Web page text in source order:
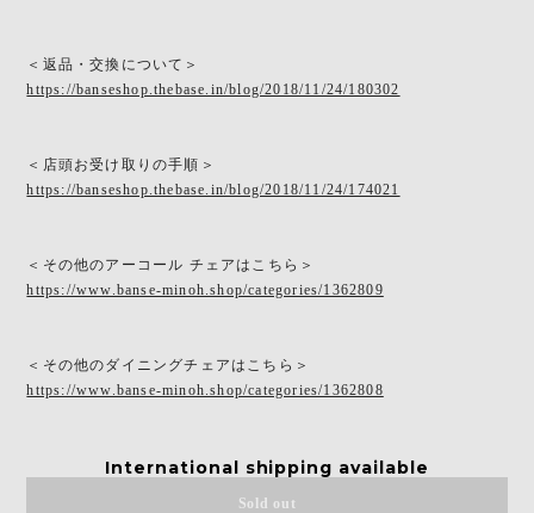
＜返品・交換について＞
https://banseshop.thebase.in/blog/2018/11/24/180302
＜店頭お受け取りの手順＞
https://banseshop.thebase.in/blog/2018/11/24/174021
＜その他のアーコール チェアはこちら＞
https://www.banse-minoh.shop/categories/1362809
＜その他のダイニングチェアはこちら＞
https://www.banse-minoh.shop/categories/1362808
International shipping available
Sold out